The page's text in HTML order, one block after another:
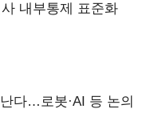
내부통제 표준화
다…로봇·AI 등 논의